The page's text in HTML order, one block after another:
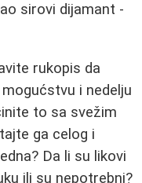
sirovi dijamant -
rukopis da
i nedelju
to sa svežim
ga celog i
Da li su likovi
ili su nepotrebni?